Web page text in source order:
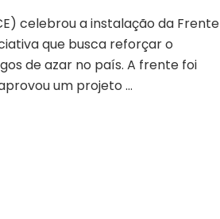
REGULATÓRIO
DOS
JOGOS
DE
AZAR
celebrou a instalação da Frente
que busca reforçar o
de azar no país. A frente foi
um projeto …